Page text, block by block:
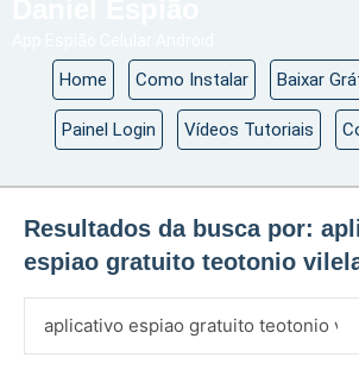
Home Como Instalar Baixar
Painel Login Vídeos Tutoriais
Resultados da busca por:
espiao gratuito teotonio